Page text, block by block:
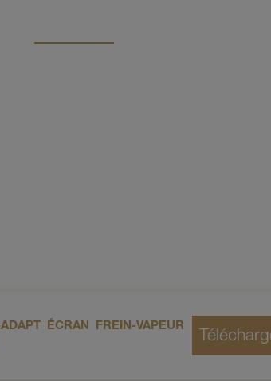
ÉCRAN FREIN-VAPEUR